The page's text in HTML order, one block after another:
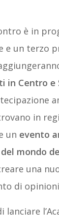
è in
e un terzo
in Centro e
in
un evento
mondo
una
di
lanciare